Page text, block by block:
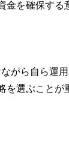
を確保する
がら自ら運
選ぶことが